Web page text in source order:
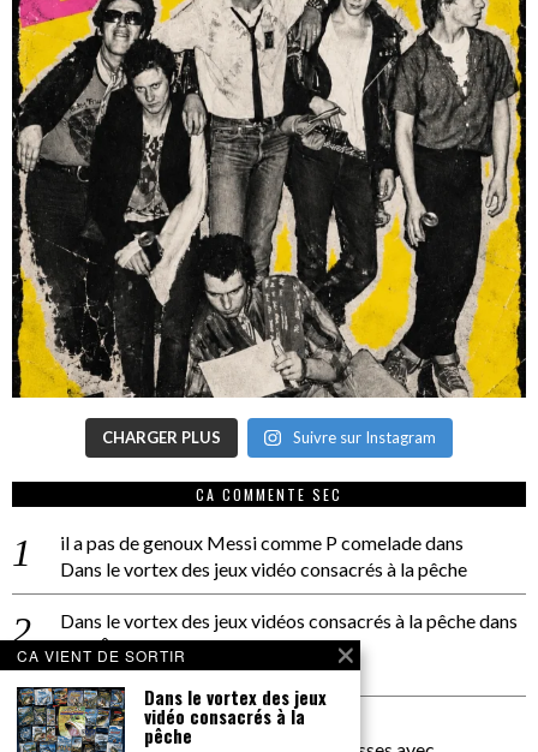
CHARGER PLUS Suivre sur Instagram
CA COMMENTE SEC
il a pas de genoux Messi comme P comeladedans
Dans le vortex des jeux vidéo consacrés à la pêche
Dans le vortex des jeux vidéos consacrés à la pêchedans
PACÔME THIELLEMENT
La séance d’Hip Gnose
La Patrie
dans
CA VIENT DE SORTIR
Dans le vortex des jeux
vidéo consacrés à la
pêche